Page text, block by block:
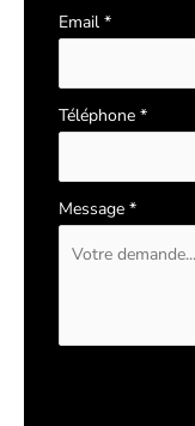
Email *
Téléphone *
Message *